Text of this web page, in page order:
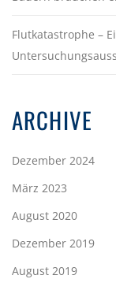
Flutkatastrophe –
ARCHIVE
Dezember 2024
März 2023
August 2020
Dezember 2019
August 2019